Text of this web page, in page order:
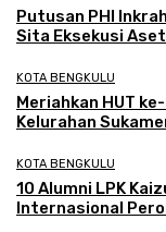
Putusan PHI
Sita Eksekusi Aset
KOTA BENGKULU
Meriahkan HUT
Kelurahan
KOTA BENGKULU
‎10 Alumni LPK
Internasional